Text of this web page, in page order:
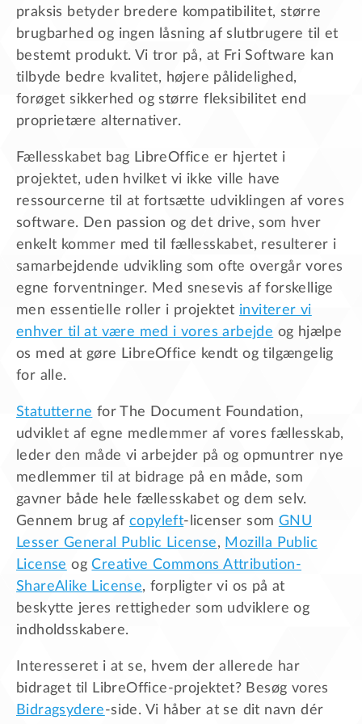
praksis betyder bredere kompatibilitet, større
brugbarhed og ingen låsning af slutbrugere til et
bestemt produkt. Vi tror på, at Fri Software kan
tilbyde bedre kvalitet, højere pålidelighed,
forøget sikkerhed og større fleksibilitet end
proprietære alternativer.
Fællesskabet bag LibreOffice er hjertet i
projektet, uden hvilket vi ikke ville have
ressourcerne til at fortsætte udviklingen af vores
software. Den passion og det drive, som hver
enkelt kommer med til fællesskabet, resulterer i
samarbejdende udvikling som ofte overgår vores
egne forventninger. Med snesevis af forskellige
men essentielle roller i projektet inviterer vi
enhver til at være med i vores arbejde og hjælpe
os med at gøre LibreOffice kendt og tilgængelig
for alle.
Statutterne for The Document Foundation,
udviklet af egne medlemmer af vores fællesskab,
leder den måde vi arbejder på og opmuntrer nye
medlemmer til at bidrage på en måde, som
gavner både hele fællesskabet og dem selv.
Gennem brug af copyleft-licenser som GNU
Lesser General Public License, Mozilla Public
License ogCreative Commons Attribution-
ShareAlike License, forpligter vi os på at
beskytte jeres rettigheder som udviklere og
indholdsskabere.
Interesseret i at se, hvem der allerede har
bidraget til LibreOffice-projektet? Besøg vores
Bidragsydere-side. Vi håber at se dit navn dér